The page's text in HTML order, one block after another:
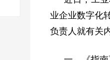
业企业数字化
负责人就有关